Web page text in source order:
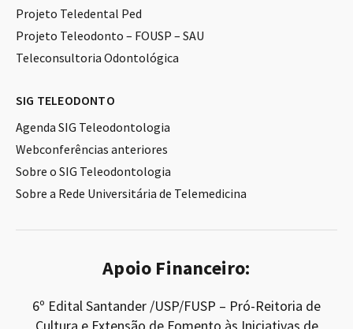
Projeto Teledental Ped
Projeto Teleodonto – FOUSP – SAU
Teleconsultoria Odontológica
SIG TELEODONTO
Agenda SIG Teleodontologia
Webconferências anteriores
Sobre o SIG Teleodontologia
Sobre a Rede Universitária de Telemedicina
Apoio Financeiro:
6º Edital Santander /USP/FUSP – Pró-Reitoria de
Cultura e Extensão de Fomento às Iniciativas de